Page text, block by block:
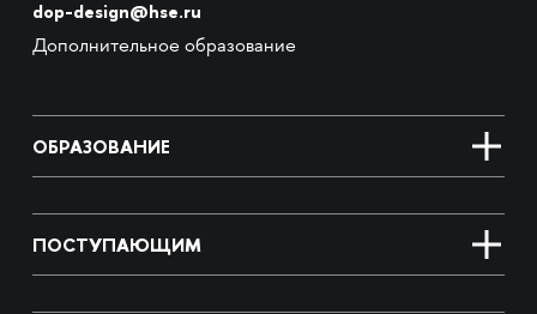
dop-design@hse.ru
Дополнительное образование
ОБРАЗОВАНИЕ
ПОСТУПАЮЩИМ